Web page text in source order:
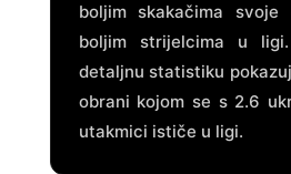
boljim skakačima
boljim strijelcima u
detaljnu statistiku
obrani kojom se s 2.6
utakmici ističe u ligi.